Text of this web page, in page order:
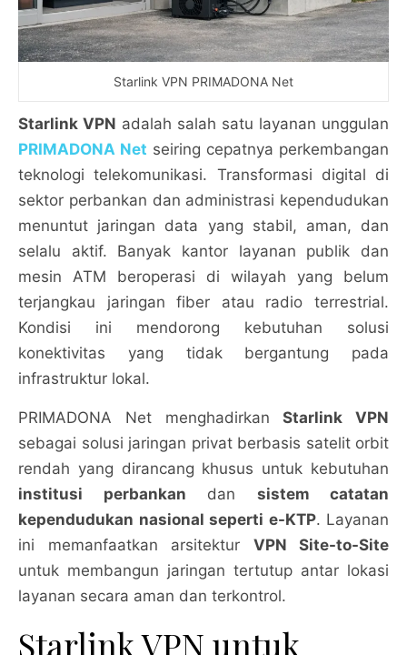
Starlink VPN PRIMADONA Net
Starlink VPN adalah salah satu layanan unggulan
PRIMADONA Net seiring cepatnya perkembangan
teknologi telekomunikasi. Transformasi digital di
sektor perbankan dan administrasi kependudukan
menuntut jaringan data yang stabil, aman, dan
selalu aktif. Banyak kantor layanan publik dan
mesin ATM beroperasi di wilayah yang belum
terjangkau jaringan fiber atau radio terrestrial.
Kondisi ini mendorong kebutuhan solusi
konektivitas yang tidak bergantung pada
infrastruktur lokal.
PRIMADONA Net menghadirkanStarlink VPN
sebagai solusi jaringan privat berbasis satelit orbit
rendah yang dirancang khusus untuk kebutuhan
institusi perbankan dan sistem catatan
kependudukan nasional seperti e-KTP. Layanan
ini memanfaatkan arsitektur VPN Site-to-Site
untuk membangun jaringan tertutup antar lokasi
layanan secara aman dan terkontrol.
Starlink VPN untuk